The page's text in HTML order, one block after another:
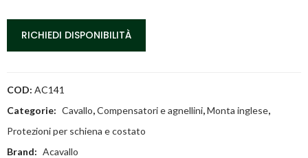
RICHIEDI DISPONIBILITÀ
COD: AC141
Categorie: Cavallo,Compensatori e agnellini,Monta inglese,
Protezioni per schiena e costato
Brand: Acavallo